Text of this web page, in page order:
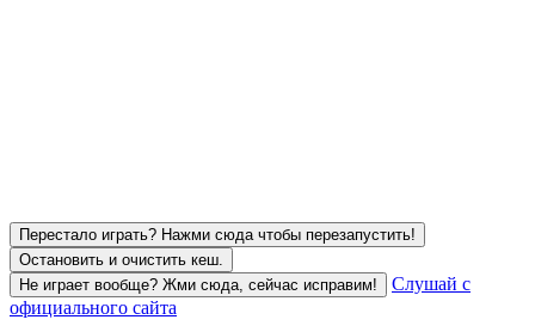
Перестало играть? Нажми сюда чтобы перезапустить!
Остановить и очистить кеш.
Не играет вообще? Жми сюда, сейчас исправим!
Слушай с
официального сайта